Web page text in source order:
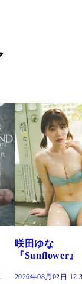
咲田ゆな
『Sunflower』
2026年08月02日